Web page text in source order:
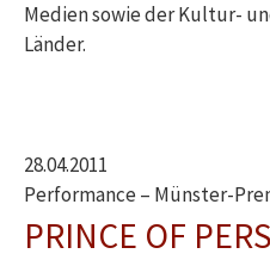
Medien sowie der Kultur-
Länder.
28.04.2011
Performance – Münster-
PRINCE OF